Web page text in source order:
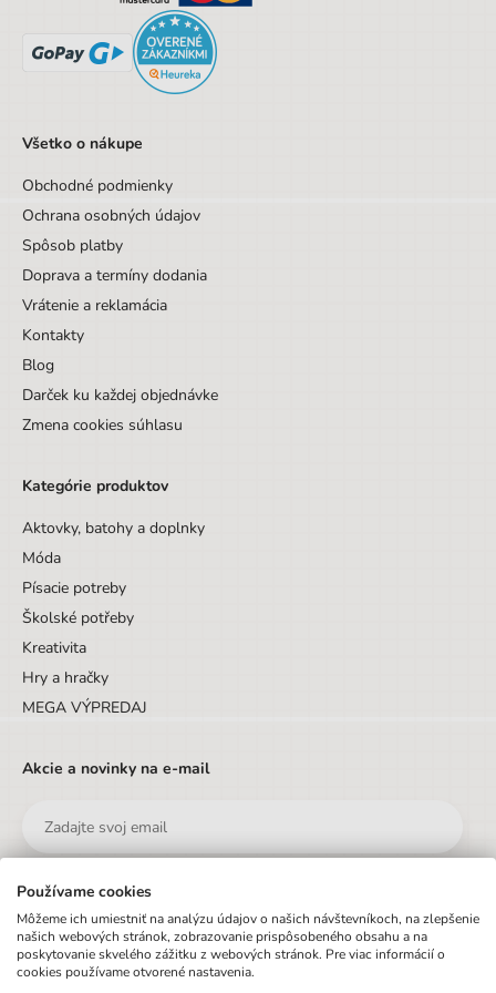
Všetko o nákupe
Obchodné podmienky
Ochrana osobných údajov
Spôsob platby
Doprava a termíny dodania
Vrátenie a reklamácia
Kontakty
Blog
Darček ku každej objednávke
Zmena cookies súhlasu
Kategórie produktov
Aktovky, batohy a doplnky
Móda
Písacie potreby
Školské potřeby
Kreativita
Hry a hračky
MEGA VÝPREDAJ
Akcie a novinky na e-mail
Prihlásením na odber newsletteru vyjadrujete súhlas s
Používame cookies
Môžeme ich umiestniť na analýzu údajov o našich návštevníkoch, na zlepšenie
našich webových stránok, zobrazovanie prispôsobeného obsahu a na
poskytovanie skvelého zážitku z webových stránok. Pre viac informácií o
cookies používame otvorené nastavenia.